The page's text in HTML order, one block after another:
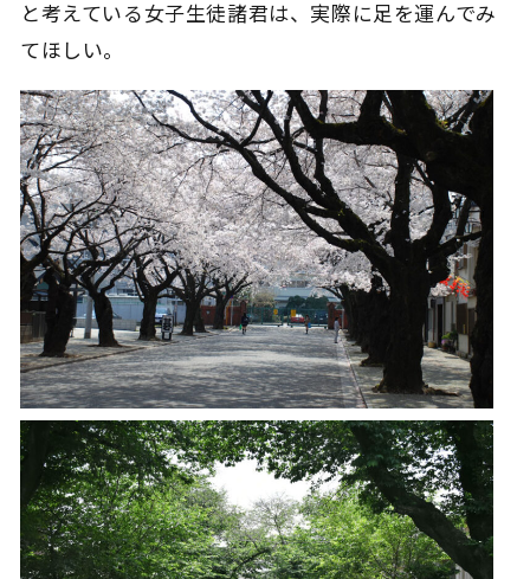
と考えている女子生徒諸君は、実際に足を運んでみ
てほしい。